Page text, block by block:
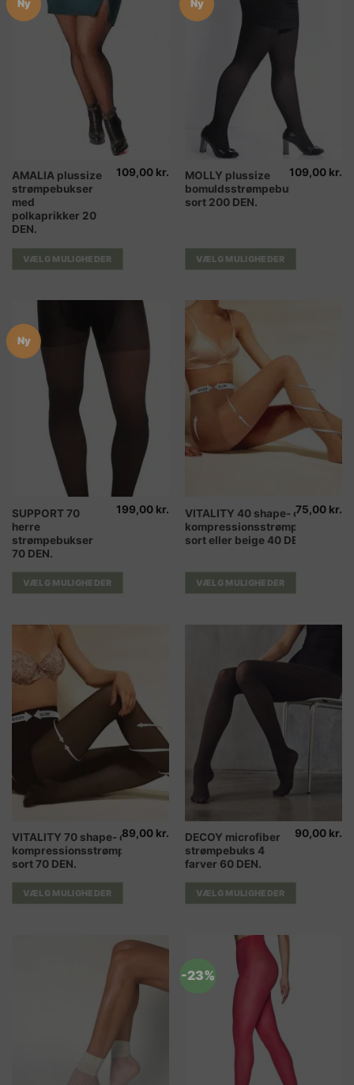
Ny
AMALIA plussize
strømpebukser
med
polkaprikker 20
DEN.
109,00 kr.
VÆLG MULIGHEDER
Dette
vare
har
flere
Mulighederne
kan
varesiden
Ny
MOLLY plussize
bomuldsstrømpebukser
sort 200 DEN.
109,00 kr.
VÆLG MULIGHEDER
Dette
vare
har
Mulighederne
kan
på
varesiden
Ny
SUPPORT 70
herre
strømpebukser
70 DEN.
199,00 kr.
VÆLG MULIGHEDER
Dette
vare
har
flere
varianter.
Mulighederne
vælges
varesiden
VITALITY 40 shape- og
kompressionsstrømpebukser
sort eller beige 40 DEN.
75,00 kr.
VÆLG MULIGHEDER
Dette
vare
har
varianter.
Mulighederne
vælges
VITALITY 70 shape- og
kompressionsstrømpebukser
sort 70 DEN.
89,00 kr.
VÆLG MULIGHEDER
Dette
vare
har
flere
varianter.
DECOY microfiber
strømpebuks 4
farver 60 DEN.
90,00 kr.
VÆLG MULIGHEDER
Dette
vare
har
flere
varianter.
på
varesiden
-23%